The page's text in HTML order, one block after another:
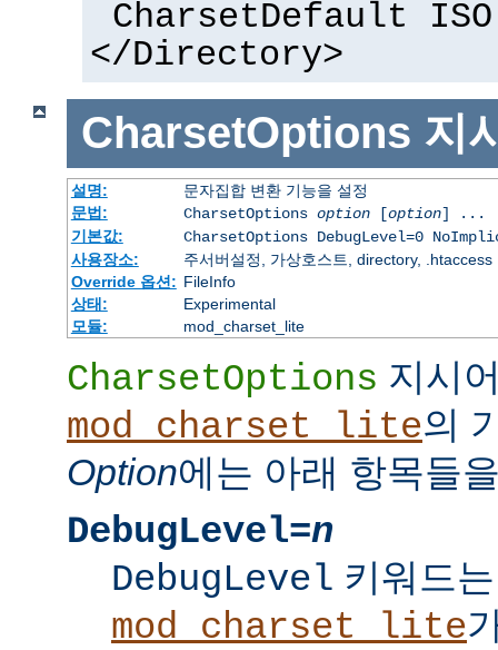
CharsetDefault
</Directory>
CharsetOptions 지
설명:
문자집합 변환 기능을 설정
문법:
CharsetOptions option[option] ...
기본값:
CharsetOptions DebugLevel=0
사용장소:
주서버설정, 가상호스트, directory, .htaccess
Override 옵션: FileInfo
상태:
Experimental
모듈:
mod_charset_lite
CharsetOptions 지시
mod_charset_lite의
Option에는 아래 항목들
DebugLevel=n
DebugLevel 키워드는
mod_charset_lite